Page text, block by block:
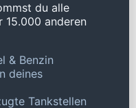
du alle
15.000 anderen
& Benzin
deines
Tankstellen